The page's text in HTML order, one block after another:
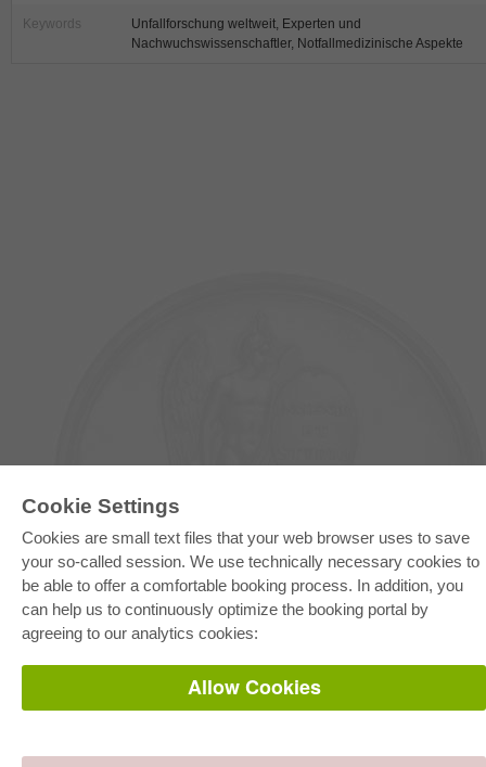
Cookie Settings
Cookies are small text files that your web browser uses to save
your so-called session. We use technically necessary cookies to
be able to offer a comfortable booking process. In addition, you
can help us to continuously optimize the booking portal by
agreeing to our analytics cookies:
Allow Cookies
Keywords
Unfallforschung weltweit, Experten und
Nachwuchswissenschaftler, Notfallmedizinische Aspekte
Department Packages
Pick & Choose
E-Book Delivery
Frequently Asked Questions (FAQ)
ONLINE STORE
Shipping costs